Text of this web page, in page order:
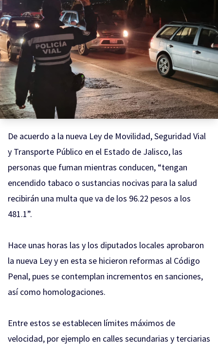
De acuerdo a la nueva Ley de Movilidad, Seguridad Vial
y Transporte Público en el Estado de Jalisco, las
personas que fuman mientras conducen, “tengan
encendido tabaco o sustancias nocivas para la salud
recibirán una multa que va de los 96.22 pesos a los
481.1”.
Hace unas horas las y los diputados locales aprobaron
la nueva Ley y en esta se hicieron reformas al Código
Penal, pues se contemplan incrementos en sanciones,
así como homologaciones.
Entre estos se establecen límites máximos de
velocidad, por ejemplo en calles secundarias y terciarias